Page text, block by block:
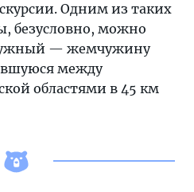
Одним из таких
безусловно, можно
— жемчужину
между
областями в 45 км